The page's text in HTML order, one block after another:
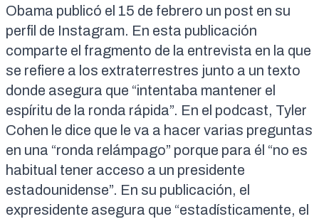
Obama publicó el 15 de febrero un post en su
perfil de Instagram. En esta publicación
comparte el fragmento de la entrevista en la que
se refiere a los extraterrestres junto a un texto
donde asegura que “intentaba mantener el
espíritu de la ronda rápida”. En el podcast, Tyler
Cohen le dice que le va a hacer varias preguntas
en una “ronda relámpago” porque para él “no es
habitual tener acceso a un presidente
estadounidense”. En su publicación, el
expresidente asegura que “estadísticamente, el